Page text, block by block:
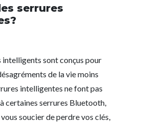
serrures
intelligents sont conçus pour
de la vie moins
intelligentes ne font pas
certaines serrures Bluetooth,
vous soucier de perdre vos clés,